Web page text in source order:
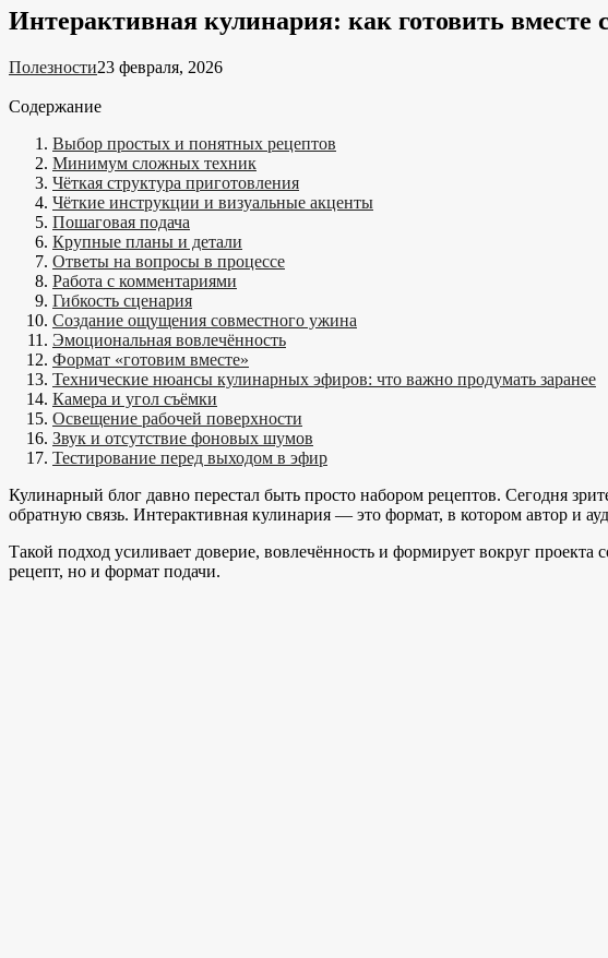
Интерактивная кулинария: как готовить вместе
Полезности23 февраля, 2026
Содержание
Выбор простых и понятных рецептов
Минимум сложных техник
Чёткая структура приготовления
Чёткие инструкции и визуальные акценты
Пошаговая подача
Крупные планы и детали
Ответы на вопросы в процессе
Работа с комментариями
Гибкость сценария
Создание ощущения совместного ужина
Эмоциональная вовлечённость
Формат «готовим вместе»
Технические нюансы кулинарных эфиров: что важно продумать заранее
Камера и угол съёмки
Освещение рабочей поверхности
Звук и отсутствие фоновых шумов
Тестирование перед выходом в эфир
Кулинарный блог давно перестал быть просто набором рецептов. Сегодня
обратную связь. Интерактивная кулинария — это формат, в котором автор и
Такой подход усиливает доверие, вовлечённость и формирует вокруг
рецепт, но и формат подачи.